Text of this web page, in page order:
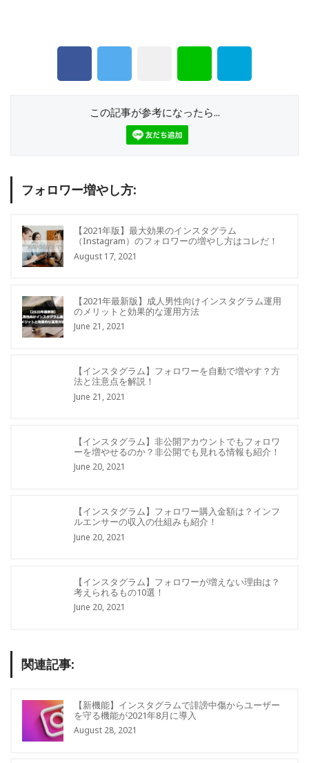
この記事が参考になったら...
フォロワー増やし方:
【2021年版】最大効果のインスタグラム
（Instagram）のフォロワーの増やし方はコレだ！
August 17, 2021
【2021年最新版】成人男性向けインスタグラム運用
のメリットと効果的な運用方法
June 21, 2021
【インスタグラム】フォロワーを自動で増やす？方
法と注意点を解説！
June 21, 2021
【インスタグラム】非公開アカウントでもフォロワ
ーを増やせるのか？非公開でも見れる情報も紹介！
June 20, 2021
【インスタグラム】フォロワー購入金額は？インフ
ルエンサーの収入の仕組みも紹介！
June 20, 2021
【インスタグラム】フォロワーが増えない理由は？
考えられるもの10選！
June 20, 2021
関連記事:
【新機能】インスタグラムで誹謗中傷からユーザー
を守る機能が2021年8月に導入
August 28, 2021